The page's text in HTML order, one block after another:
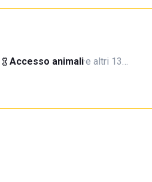
Accesso animali·e altri 13…